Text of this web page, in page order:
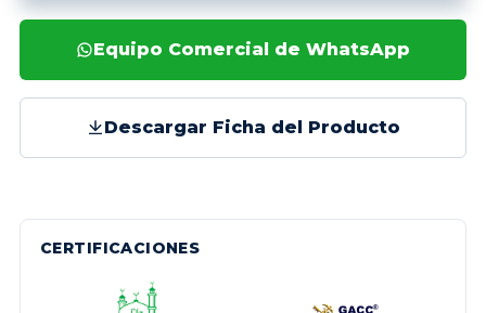
Equipo Comercial de WhatsApp
Descargar Ficha del Producto
CERTIFICACIONES